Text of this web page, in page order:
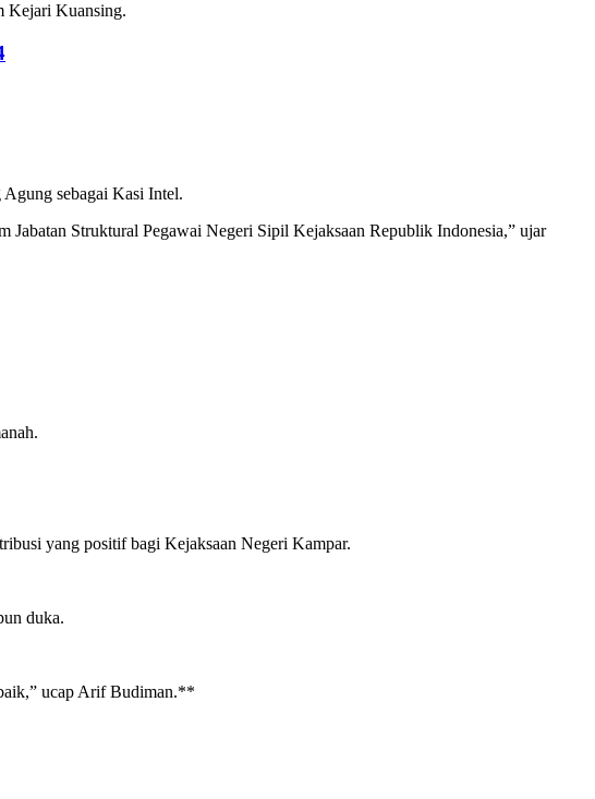
Kejari Kuansing.
sebagai Kasi Intel.
Jabatan Struktural Pegawai Negeri Sipil Kejaksaan Republik Indonesia,” ujar
yang positif bagi Kejaksaan Negeri Kampar.
duka.
ucap Arif Budiman.**